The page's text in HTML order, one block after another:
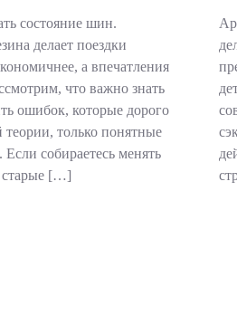
состояние шин.
делает поездки
а впечатления
что важно знать
ошибок, которые дорого
теории, только понятные
собираетесь менять
старые […]